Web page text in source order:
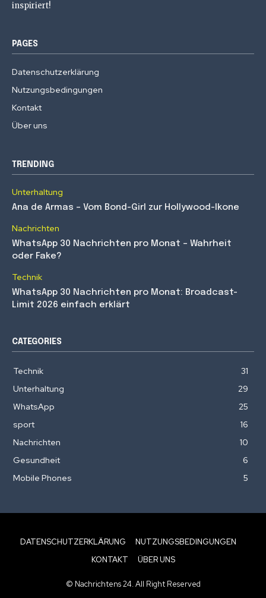
inspiriert!
PAGES
Datenschutzerklärung
Nutzungsbedingungen
Kontakt
Über uns
TRENDING
Unterhaltung
Ana de Armas – Vom Bond-Girl zur Hollywood-Ikone
Nachrichten
WhatsApp 30 Nachrichten pro Monat – Wahrheit
oder Fake?
Technik
WhatsApp 30 Nachrichten pro Monat: Broadcast-
Limit 2026 einfach erklärt
CATEGORIES
Technik
31
Unterhaltung
29
WhatsApp
25
sport
16
Nachrichten
10
Gesundheit
6
Mobile Phones
5
DATENSCHUTZERKLÄRUNG
NUTZUNGSBEDINGUNGEN
KONTAKT
ÜBER UNS
© Nachrichtens 24. All Right Reserved